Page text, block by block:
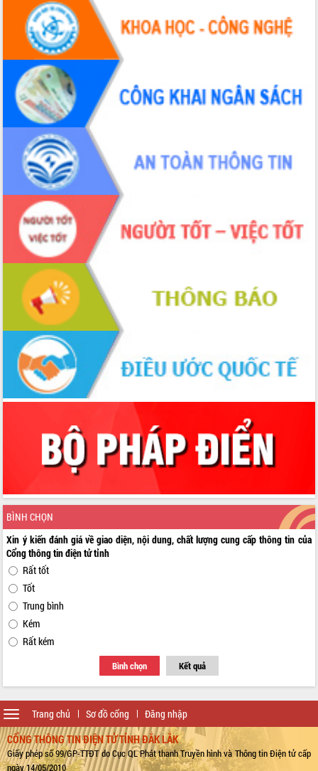
BÌNH CHỌN
Xin ý kiến đánh giá về giao diện, nội dung, chất lượng cung cấp thông tin của
Cổng thông tin điện tử tỉnh
Rất tốt
Tốt
Trung bình
Kém
Rất kém
Bình chọn Kết quả
Trang chủ Sơ đồ cổng Đăng nhập
Toggle
navigation
CỔNG THÔNG TIN ĐIỆN TỬ TỈNH ĐẮK LẮK
Giấy phép số 99/GP-TTĐT do Cục QL Phát thanh Truyền hình và Thông tin Điện tử cấp
ngày 14/05/2010